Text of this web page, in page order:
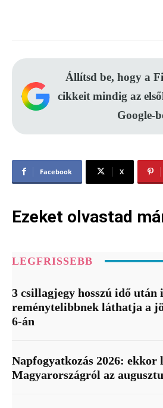
Állítsd be, hogy a
cikkeit mindig az
Google-
Facebook X
Ezeket olvastad
LEGFRISSEBB
3 csillagjegy hosszú idő után
reménytelibbnek láthatja a
6-án
Napfogyatkozás 2026: ekkor
Magyarországról az